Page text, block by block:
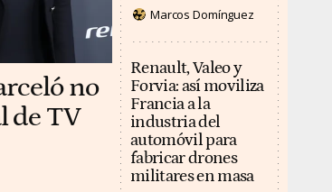
no
de TV
Marcos Domínguez
Renault, Valeo y
Forvia: así moviliza
Francia a la
industria del
automóvil para
fabricar drones
militares en masa